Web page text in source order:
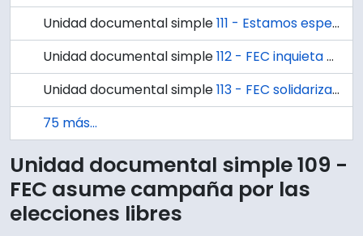
Unidad documental simple111 - Estamos esperando un gesto de reconciliación de las FF.AA.
Unidad documental simple112 - FEC inquieta por respuesta
Unidad documental simple113 - FEC solidariza con U. de Chile
75 más...
Unidad documental simple 109 -
FEC asume campaña por las
elecciones libres